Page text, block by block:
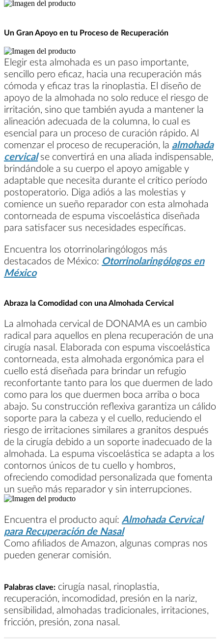
Un Gran Apoyo en tu Proceso de Recuperación
Elegir esta almohada es un paso importante,
sencillo pero eficaz, hacia una recuperación más
cómoda y eficaz tras la rinoplastia. El diseño de
apoyo de la almohada no solo reduce el riesgo de
irritación, sino que también ayuda a mantener la
alineación adecuada de la columna, lo cual es
esencial para un proceso de curación rápido. Al
comenzar el proceso de recuperación, la almohada
cervicalse convertirá en una aliada indispensable,
brindándole a su cuerpo el apoyo amigable y
adaptable que necesita durante el crítico período
postoperatorio. Diga adiós a las molestias y
comience un sueño reparador con esta almohada
contorneada de espuma viscoelástica diseñada
para satisfacer sus necesidades específicas.
Encuentra los otorrinolaringólogos más
destacados de México: Otorrinolaringólogos en
México
Abraza la Comodidad con una Almohada Cervical
La almohada cervical de DONAMA es un cambio
radical para aquellos en plena recuperación de una
cirugía nasal. Elaborada con espuma viscoelástica
contorneada, esta almohada ergonómica para el
cuello está diseñada para brindar un refugio
reconfortante tanto para los que duermen de lado
como para los que duermen boca arriba o boca
abajo. Su construcción reflexiva garantiza un cálido
soporte para la cabeza y el cuello, reduciendo el
riesgo de irritaciones similares a granitos después
de la cirugía debido a un soporte inadecuado de la
almohada. La espuma viscoelástica se adapta a los
contornos únicos de tu cuello y hombros,
ofreciendo comodidad personalizada que fomenta
un sueño más reparador y sin interrupciones.
Encuentra el producto aquí: Almohada Cervical
para Recuperación de Nasal
Como afiliados de Amazon, algunas compras nos
pueden generar comisión.
Palabras clave: cirugía nasal, rinoplastia,
recuperación, incomodidad, presión en la nariz,
sensibilidad, almohadas tradicionales, irritaciones,
fricción, presión, zona nasal.